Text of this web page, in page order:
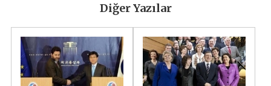
Diğer Yazılar